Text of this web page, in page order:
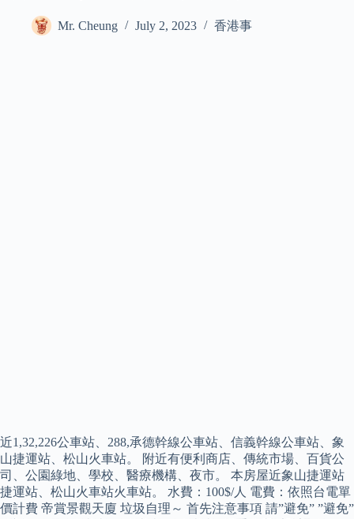
Mr. Cheung July 2, 2023 香港事
近1,32,226公車站、288,承德幹線公車站、信義幹線公車站、象
山捷運站、松山火車站。 附近有便利商店、傳統市場、百貨公
司、公園綠地、學校、醫療機構、夜市。 本房屋近象山捷運站
捷運站、松山火車站火車站。 水費：100$/人 電費：依照台電單
價計費 帝賞景觀天廈 垃圾自理～ 首先注意事項 請”避免” ”避免”